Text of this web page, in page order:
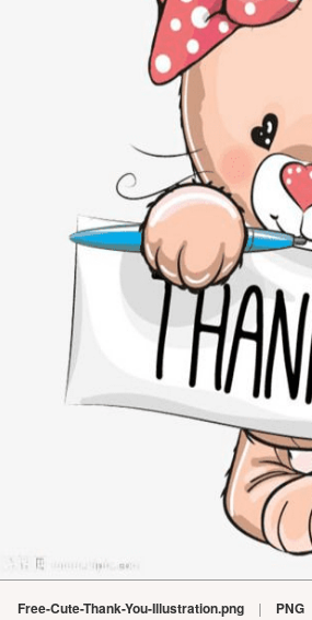
Free-Cute-Thank-You-Illustration.png | PNG